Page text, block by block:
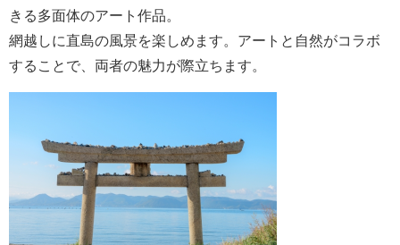
きる多面体のアート作品。
網越しに直島の風景を楽しめます。アートと自然がコラボ
することで、両者の魅力が際立ちます。